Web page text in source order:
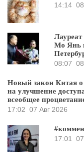
14:14
Мо Янь
08:07
Новый закон Китая о
на улучшение
всеобщее
17:02 07 Авг 2026
17:01